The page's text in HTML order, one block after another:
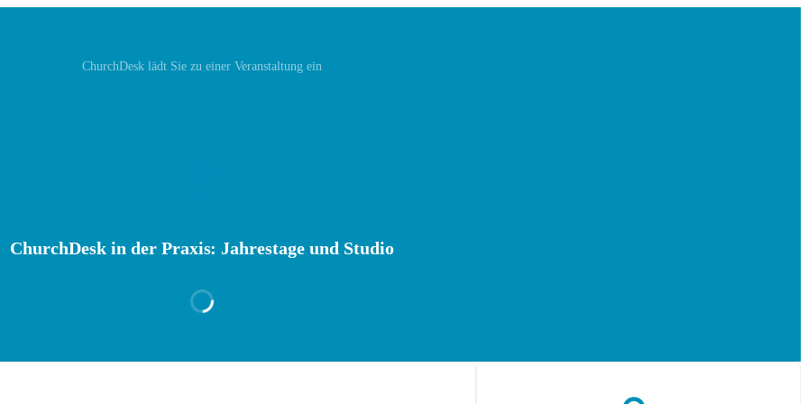
ChurchDesk‬ lädt Sie zu einer Veranstaltung ein
ChurchDesk in der Praxis: Jahrestage und Studio